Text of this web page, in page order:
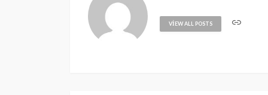
VIEW ALL POSTS